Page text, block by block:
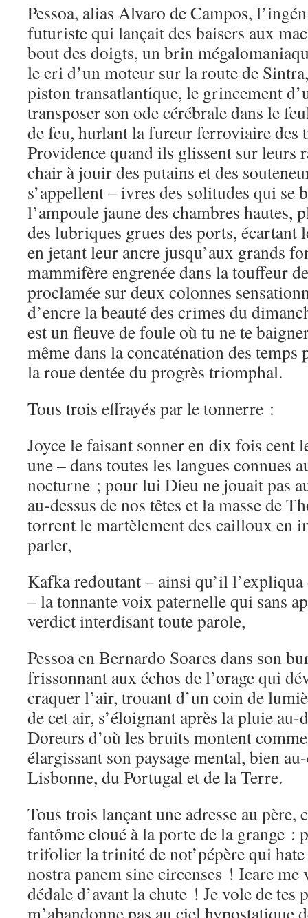
Pessoa, alias Alvaro de Campos,
futuriste qui lançait des baisers aux
bout des doigts, un brin
le cri d’un moteur sur la route de
piston transatlantique, le grincement
transposer son ode cérébrale dans le
de feu, hurlant la fureur ferroviaire des
Providence quand ils glissent sur leurs
chair à jouir des putains et des
s’appellent – ivres des solitudes qui se
l’ampoule jaune des chambres hautes,
des lubriques grues des ports, écartant
en jetant leur ancre jusqu’aux grands
mammifère engrenée dans la touffeur
proclamée sur deux colonnes
d’encre la beauté des crimes du
est un fleuve de foule où tu ne te
même dans la concaténation des temps
la roue dentée du progrès triomphal.
Tous trois effrayés par le tonnerre :
Joyce le faisant sonner en dix fois cent
une – dans toutes les langues connues
nocturne ; pour lui Dieu ne jouait pas
au-dessus de nos têtes et la masse de
torrent le martèlement des cailloux en
parler,
Kafka redoutant – ainsi qu’il l’expliqua
– la tonnante voix paternelle qui sans
verdict interdisant toute parole,
Pessoa en Bernardo Soares dans son
frissonnant aux échos de l’orage qui
craquer l’air, trouant d’un coin de
de cet air, s’éloignant après la pluie au-
Doreurs d’où les bruits montent
élargissant son paysage mental, bien
Lisbonne, du Portugal et de la Terre.
Tous trois lançant une adresse au père,
fantôme cloué à la porte de la grange :
trifolier la trinité de not’pépère qui
nostra panem sine circenses ! Icare me
dédale d’avant la chute ! Je vole de
m’abandonne pas au ciel hypostatique